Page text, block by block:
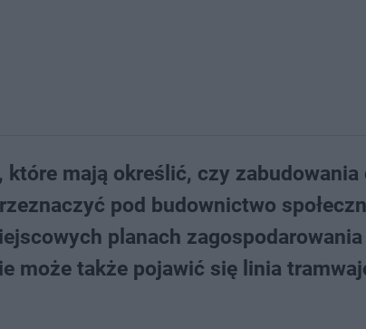
mają określić, czy zabudowania
pod budownictwo
planach zagospodarowania
może także pojawić się linia